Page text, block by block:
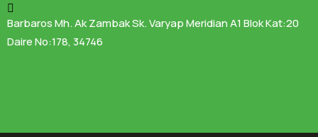
Barbaros Mh. Ak Zambak Sk. Varyap Meridian A1 Blok Kat:20
Daire No:178, 34746